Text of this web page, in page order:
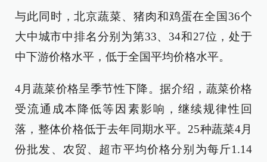
与此同时，北京蔬菜、猪肉和鸡蛋在全国36个
大中城市中排名分别为第33、34和27位，处于
中下游价格水平，低于全国平均价格水平。
4月蔬菜价格呈季节性下降。据介绍，蔬菜价格
受流通成本降低等因素影响，继续规律性回
落，整体价格低于去年同期水平。25种蔬菜4月
份批发、农贸、超市平均价格分别为每斤1.14